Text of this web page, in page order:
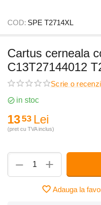
COD: SPE T2714XL
Cartus cerneala
C13T27144012
Scrie o
in stoc
1353 Lei
(pret cu TVA inclus)
+
−
Adauga la